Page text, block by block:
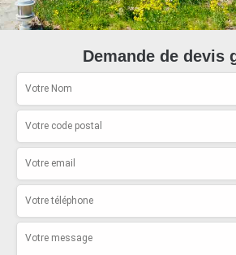
Demande de devis